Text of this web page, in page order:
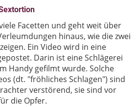
Facetten und geht weit über
hinaus, wie die zwei
Ein Video wird in eine
Darin ist eine Schlägerei
Handy gefilmt wurde. Solche
(dt. "fröhliches Schlagen") sind
verstörend, sie sind vor
die Opfer.